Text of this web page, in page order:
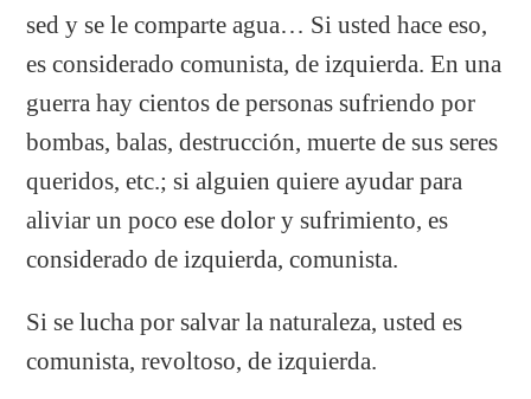
sed y se le comparte agua… Si usted hace eso,
es considerado comunista, de izquierda. En una
guerra hay cientos de personas sufriendo por
bombas, balas, destrucción, muerte de sus seres
queridos, etc.; si alguien quiere ayudar para
aliviar un poco ese dolor y sufrimiento, es
considerado de izquierda, comunista.
Si se lucha por salvar la naturaleza, usted es
comunista, revoltoso, de izquierda.